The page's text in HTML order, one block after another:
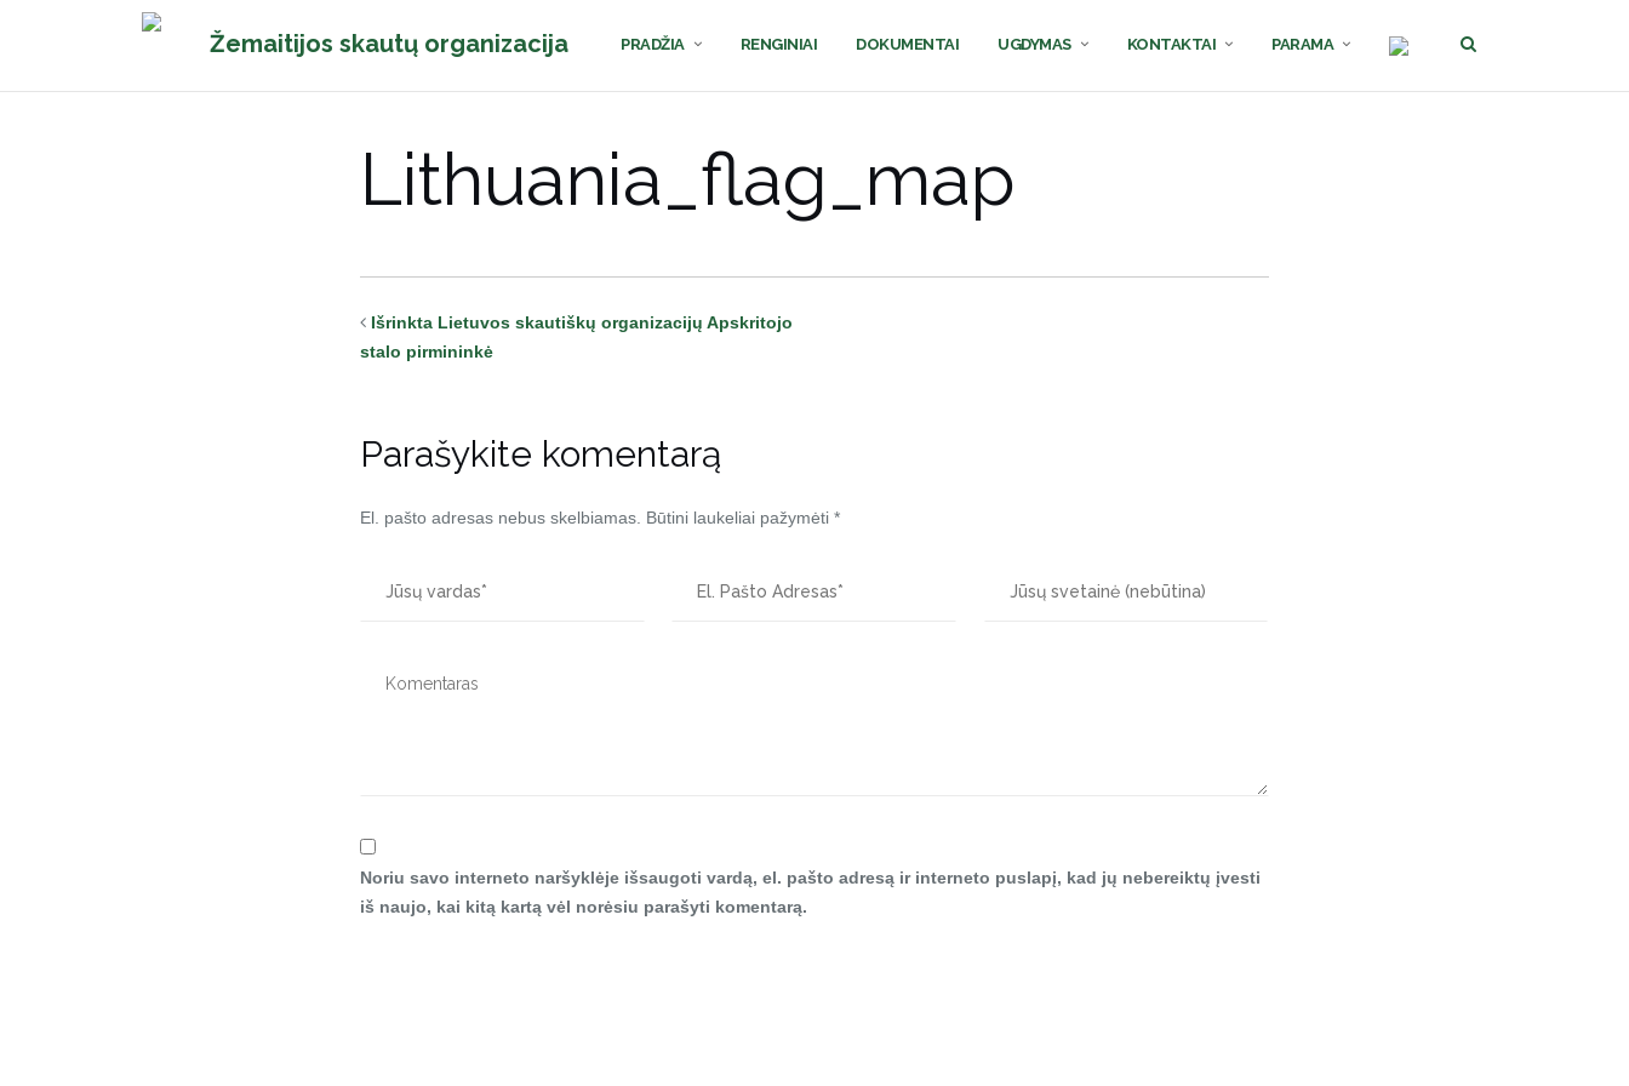
Žemaitijos skautų organizacija PRADŽIA RENGINIAI DOKUMENTAI UGDYMAS KONTAKTAI PARAMA
Lithuania_flag_map
Išrinkta Lietuvos skautiškų organizacijų Apskritojo
stalo pirmininkė
Parašykite komentarą
El. pašto adresas nebus skelbiamas. Būtini laukeliai pažymėti *
Noriu savo interneto naršyklėje išsaugoti vardą, el. pašto adresą ir interneto puslapį, kad jų nebereiktų įvesti
iš naujo, kai kitą kartą vėl norėsiu parašyti komentarą.